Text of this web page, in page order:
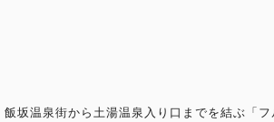
飯坂温泉街から土湯温泉入り口までを結ぶ「